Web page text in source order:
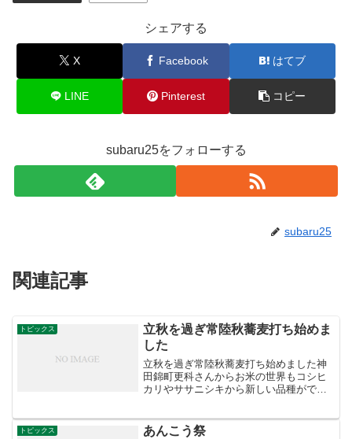
シェアする
X Facebook はてブ
LINE Pinterest コピー
subaru25をフォローする
subaru25
関連記事
トピックス
立秋を過ぎ常陸秋蕎麦打ち始めま
した
立秋を過ぎ常陸秋蕎麦打ち始めました神
田錦町更科さんからお米の世界もコシヒ
カリやササニシキから新しい品種がで
は常陸秋蕎麦が圧倒的な最高品種として
トピックス あんこう祭